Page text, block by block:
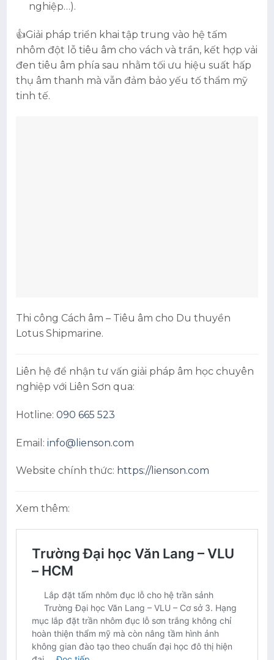
nghiệp…).
👍Giải pháp triển khai tập trung vào hệ tấm
nhôm đột lỗ tiêu âm cho vách và trần, kết hợp vải
đen tiêu âm phía sau nhằm tối ưu hiệu suất hấp
thụ âm thanh mà vẫn đảm bảo yếu tố thẩm mỹ
tinh tế.
Thi công Cách âm – Tiêu âm cho Du thuyền
Lotus Shipmarine.
Liên hệ để nhận tư vấn giải pháp âm học chuyên
nghiệp với Liên Sơn qua:
Hotline:090 665 523
Email:info@lienson.com
Website chính thức: https://lienson.com
Xem thêm: